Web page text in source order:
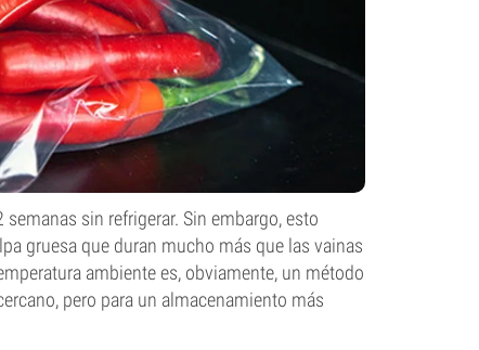
sin refrigerar. Sin embargo, esto
gruesa que duran mucho más que las vainas
ambiente es, obviamente, un método
pero para un almacenamiento más